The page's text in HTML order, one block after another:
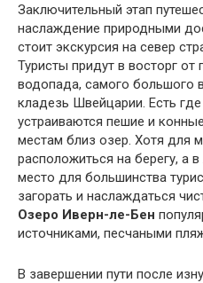
Заключительный этап
наслаждение природными
стоит экскурсия на север
Туристы придут в восторг
водопада, самого большого
кладезь Швейцарии. Есть
устраиваются пешие и
местам близ озер. Хотя для
расположиться на берегу, а
место для большинства
загорать и наслаждаться
Озеро Иверн-ле-Бен
источниками, песчаными
В завершении пути после